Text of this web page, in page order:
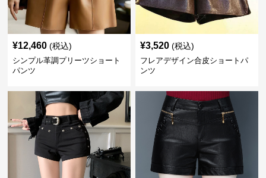
¥12,460 (税込)
シンプル革調プリーツショート
パンツ
¥3,520 (税込)
フレアデザイン合皮ショートパ
ンツ